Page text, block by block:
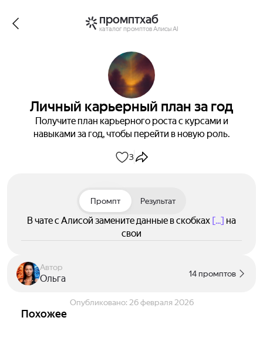
промптхаб
каталог промптов Алисы AI
Личный карьерный план за год
Получите план карьерного роста с курсами и
навыками за год, чтобы перейти в новую роль.
3
Промпт Результат
В чате с Алисой замените данные в скобках [...] на
свои
Автор
Ольга 14 промптов
Опубликовано: 26 февраля 2026
Похожее